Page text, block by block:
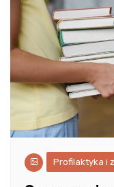
Profilaktyka i